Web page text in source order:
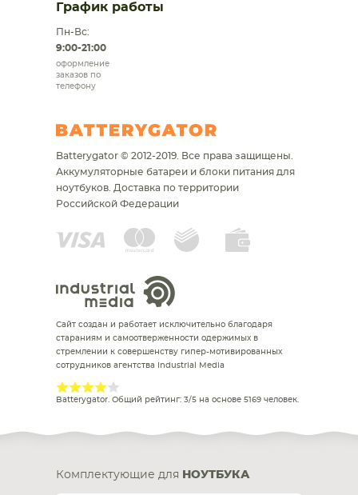
График работы
Пн-Вс:
9:00-21:00
оформление
заказов по
телефону
Batterygator © 2012-2019. Все права защищены.
Аккумуляторные батареи и блоки питания для
ноутбуков. Доставка по территории
Российской Федерации
Сайт создан и работает исключительно благодаря
стараниям и самоотверженности одержимых в
стремлении к совершенству гипер-мотивированных
сотрудников агентства Industrial Media
Batterygator. Общий рейтинг: 3/5 на основе 5169 человек.
Комплектующие для НОУТБУКА